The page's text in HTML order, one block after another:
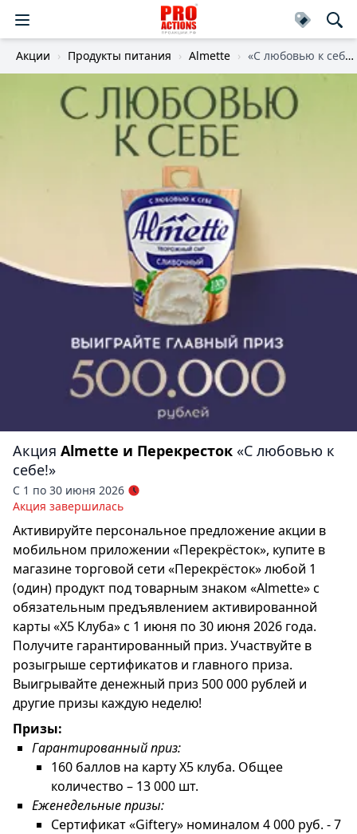
Акции Продукты питания Almette «С любовью к себе!»
Акция Almette и Перекресток «С любовью к
себе!»
С 1 по 30 июня 2026
Акция завершилась
Активируйте персональное предложение акции в
мобильном приложении «Перекрёсток», купите в
магазине торговой сети «Перекрёсток» любой 1
(один) продукт под товарным знаком «Almette» с
обязательным предъявлением активированной
карты «Х5 Клуба» с 1 июня по 30 июня 2026 года.
Получите гарантированный приз. Участвуйте в
розыгрыше сертификатов и главного приза.
Выигрывайте денежный приз 500 000 рублей и
другие призы каждую неделю!
Призы:
Гарантированный приз:
160 баллов на карту X5 клуба. Общее
количество – 13 000 шт.
Еженедельные призы:
Сертификат «Giftery» номиналом 4 000 руб. - 7